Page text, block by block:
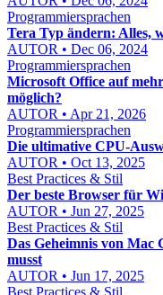
Programmiersprachen
Tera Typ ändern: Alles,
AUTOR • Dec 06, 2024
Programmiersprachen
Microsoft Office auf
möglich?
AUTOR • Apr 21, 2026
Programmiersprachen
Die ultimative CPU-
AUTOR • Oct 13, 2025
Best Practices & Stil
Der beste Browser für
AUTOR • Jun 27, 2025
Best Practices & Stil
Das Geheimnis von Mac
musst
AUTOR • Jun 17, 2025
Best Practices & Stil